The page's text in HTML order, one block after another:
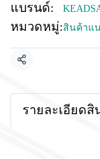
แบรนด์:
หมวดหมู่:สินค้าแ
แชร์
รายละเอียดสิ